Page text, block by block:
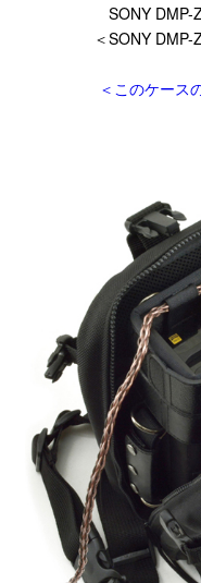
SONY DMP-
＜SONY
＜このケース